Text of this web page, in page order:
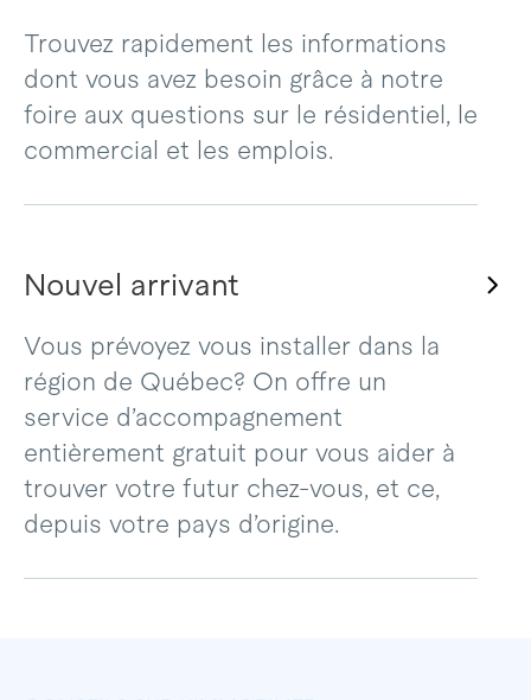
Trouvez rapidement les informations
dont vous avez besoin grâce à notre
foire aux questions sur le résidentiel, le
commercial et les emplois.
Nouvel arrivant
Vous prévoyez vous installer dans la
région de Québec? On offre un
service d’accompagnement
entièrement gratuit pour vous aider à
trouver votre futur chez-vous, et ce,
depuis votre pays d’origine.